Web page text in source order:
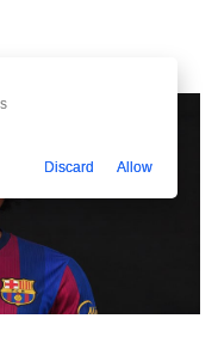
Discard Allow